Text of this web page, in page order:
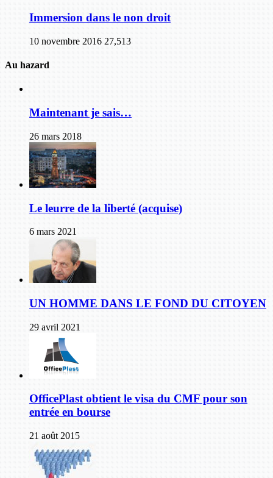
Immersion dans le non droit
10 novembre 2016 27,513
Au hazard
Maintenant je sais…
26 mars 2018
Le leurre de la liberté (acquise)
6 mars 2021
UN HOMME DANS LE FOND DU CITOYEN
29 avril 2021
OfficePlast obtient le visa du CMF pour son
entrée en bourse
21 août 2015